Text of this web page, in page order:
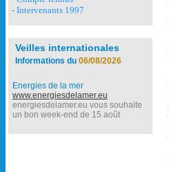
- Intervenants 1997
Veilles internationales
Informations du 06/08/2026
Energies de la mer
www.energiesdelamer.eu
energiesdelamer.eu vous souhaite
un bon week-end de 15 août